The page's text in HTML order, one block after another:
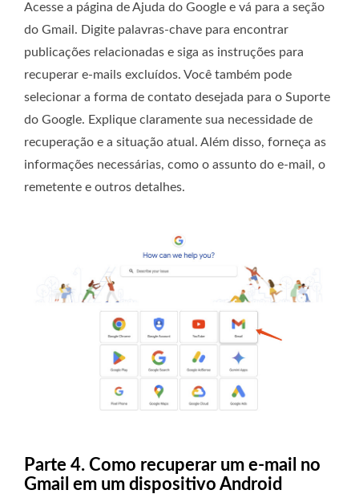
Acesse a página de Ajuda do Google e vá para a seção
do Gmail. Digite palavras-chave para encontrar
publicações relacionadas e siga as instruções para
recuperar e-mails excluídos. Você também pode
selecionar a forma de contato desejada para o Suporte
do Google. Explique claramente sua necessidade de
recuperação e a situação atual. Além disso, forneça as
informações necessárias, como o assunto do e-mail, o
remetente e outros detalhes.
Parte 4. Como recuperar um e-mail no
Gmail em um dispositivo Android